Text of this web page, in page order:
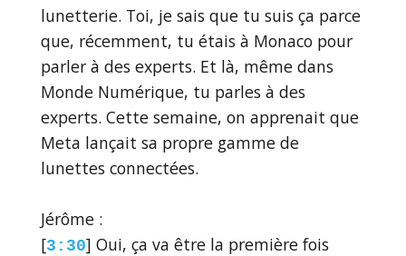
lunetterie. Toi, je sais que tu suis ça parce
que, récemment, tu étais à Monaco pour
parler à des experts. Et là, même dans
Monde Numérique, tu parles à des
experts. Cette semaine, on apprenait que
Meta lançait sa propre gamme de
lunettes connectées.
Jérôme :
[3:30] Oui, ça va être la première fois